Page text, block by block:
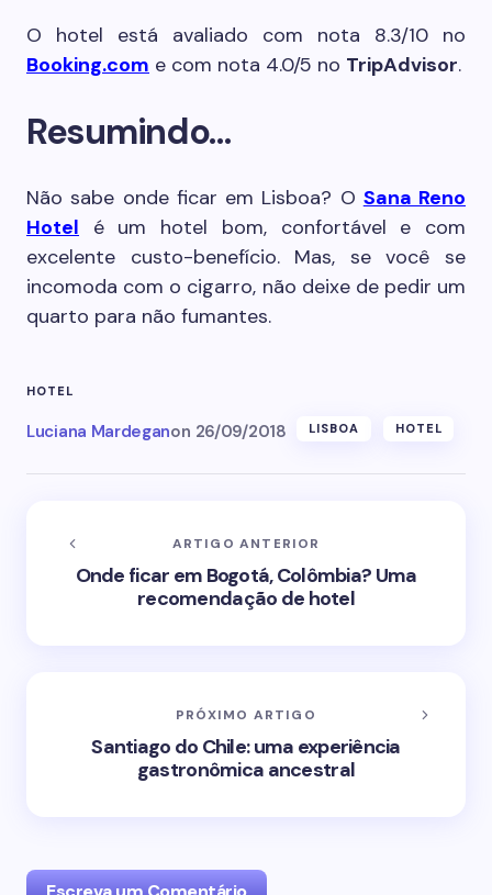
O hotel está avaliado com nota 8.3/10 no
Booking.com e com nota 4.0/5 no TripAdvisor.
Resumindo…
Não sabe onde ficar em Lisboa? O Sana Reno
Hotel é um hotel bom, confortável e com
excelente custo-benefício. Mas, se você se
incomoda com o cigarro, não deixe de pedir um
quarto para não fumantes.
HOTEL
Luciana Mardeganon 26/09/2018 LISBOA HOTEL
ARTIGO ANTERIOR
Onde ficar em Bogotá, Colômbia? Uma
recomendação de hotel
PRÓXIMO ARTIGO
Santiago do Chile: uma experiência
gastronômica ancestral